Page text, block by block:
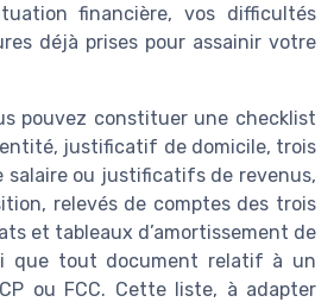
financière, vos difficultés
déjà prises pour assainir votre
pouvez constituer une checklist
justificatif de domicile, trois
salaire ou justificatifs de revenus,
relevés de comptes des trois
et tableaux d’amortissement de
que tout document relatif à un
ou FCC. Cette liste, à adapter